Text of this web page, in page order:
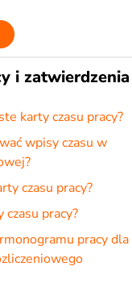
i zatwierdzenia
karty czasu pracy?
wpisy czasu w
czasu pracy?
pracy?
pracy dla